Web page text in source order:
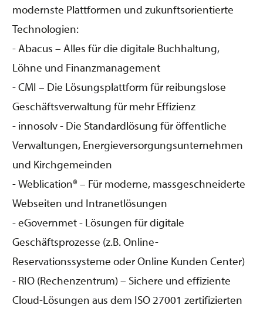
modernste Plattformen und zukunftsorientierte
Technologien:
- Abacus – Alles für die digitale Buchhaltung,
Löhne und Finanzmanagement
- CMI – Die Lösungsplattform für reibungslose
Geschäftsverwaltung für mehr Effizienz
- innosolv - Die Standardlösung für öffentliche
Verwaltungen, Energieversorgungsunternehmen
und Kirchgemeinden
- Weblication® – Für moderne, massgeschneiderte
Webseiten und Intranetlösungen
- eGovernmet - Lösungen für digitale
Geschäftsprozesse (z.B. Online-
Reservationssysteme oder Online Kunden Center)
- RIO (Rechenzentrum) – Sichere und effiziente
Cloud-Lösungen aus dem ISO 27001 zertifizierten